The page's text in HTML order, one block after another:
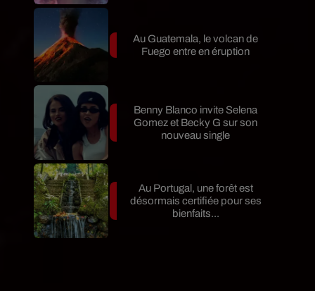
Au Guatemala, le volcan de
Fuego entre en éruption
Benny Blanco invite Selena
Gomez et Becky G sur son
nouveau single
Au Portugal, une forêt est
désormais certifiée pour ses
bienfaits...